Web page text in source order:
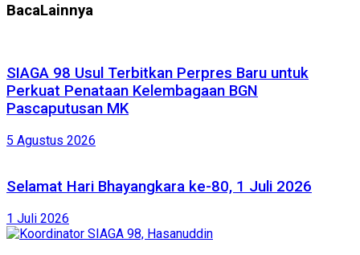
BacaLainnya
SIAGA 98 Usul Terbitkan Perpres Baru untuk
Perkuat Penataan Kelembagaan BGN
Pascaputusan MK
5 Agustus 2026
Selamat Hari Bhayangkara ke-80, 1 Juli 2026
1 Juli 2026